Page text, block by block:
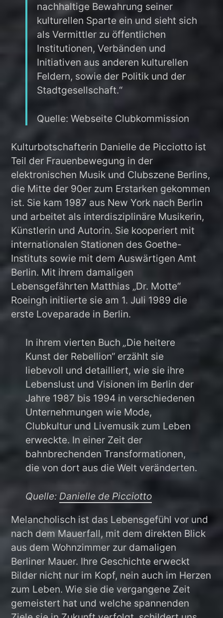
nachhaltige Bewahrung seiner
kulturellen Sparte ein und sieht sich
als Vermittler zu öffentlichen
Institutionen, Verbänden und
Initiativen aus anderen kulturellen
Feldern, sowie der Politik und der
Stadtgesellschaft.“
Quelle: Webseite Clubkommission
Kulturbotschafterin Danielle de Picciotto ist
Teil der Frauenbewegung in der
elektronischen Musik und Clubszene Berlins,
die Mitte der 90er zum Erstarken gekommen
ist. Sie kam 1987 aus New York nach Berlin
und arbeitet als interdisziplinäre Musikerin,
Künstlerin und Autorin. Sie kooperiert mit
internationalen Stationen des Goethe-
Instituts sowie mit dem Auswärtigen Amt
Berlin. Mit ihrem damaligen
Lebensgefährten Matthias „Dr. Motte“
Roeingh initiierte sie am 1. Juli 1989 die
erste Loveparade in Berlin.
In ihrem vierten Buch„Die heitere
Kunst der Rebellion“ erzählt sie
liebevoll und detailliert, wie sie ihre
Lebenslust und Visionen im Berlin der
Jahre 1987 bis 1994 in verschiedenen
Unternehmungen wie Mode,
Clubkultur und Livemusik zum Leben
erweckte. In einer Zeit der
bahnbrechenden Transformationen,
die von dort aus die Welt veränderten.
Quelle: Danielle de Picciotto
Melancholisch ist das Lebensgefühl vor und
nach dem Mauerfall, mit dem direkten Blick
aus dem Wohnzimmer zur damaligen
Berliner Mauer. Ihre Geschichte erweckt
Bilder nicht nur im Kopf, nein auch im Herzen
zum Leben. Wie sie die vergangene Zeit
gemeistert hat und welche spannenden